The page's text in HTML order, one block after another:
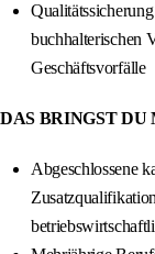
buchhalterischen
Geschäftsvorfälle
DAS BRINGST DU
Abgeschlossene